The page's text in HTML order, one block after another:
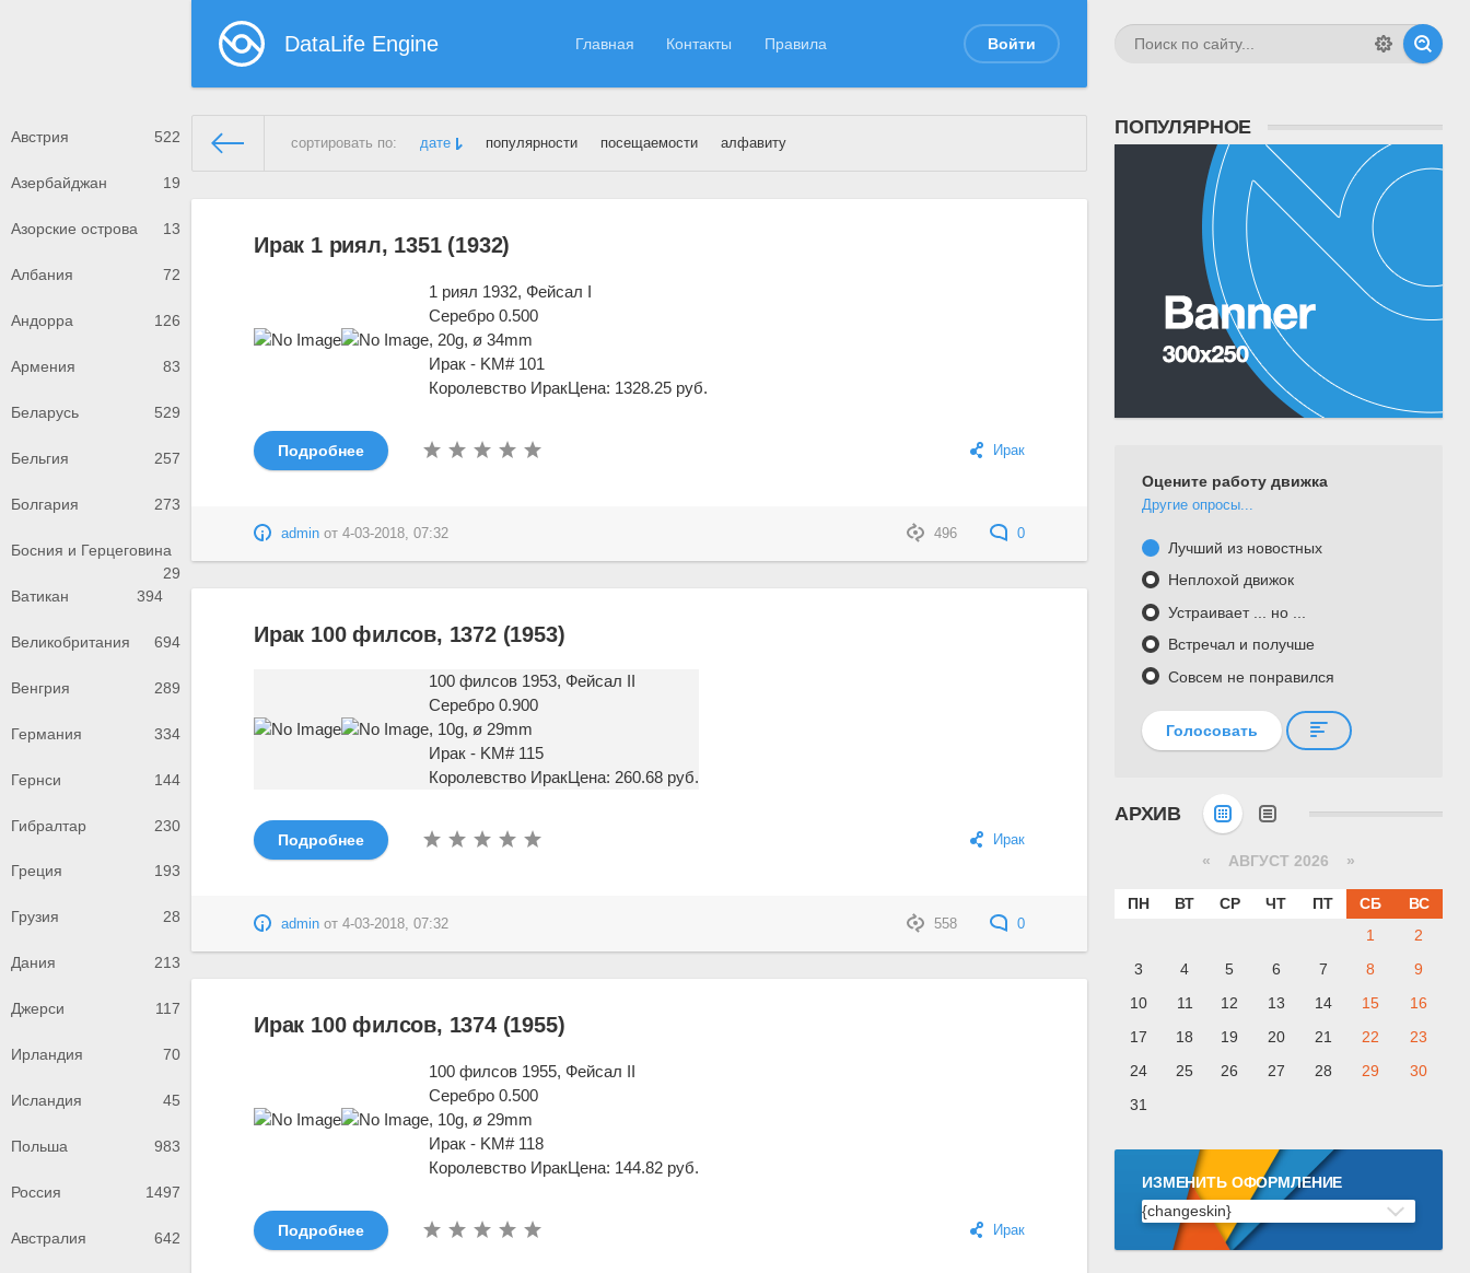
DataLife Engine Главная Контакты Правила Войти
Австрия 522
Азербайджан 19
Азорские острова 13
Албания 72
Андорра 126
Армения 83
Беларусь 529
Бельгия 257
Болгария 273
Босния и Герцеговина
29
Ватикан
394
Великобритания 694
Венгрия 289
Германия 334
Гернси 144
Гибралтар 230
Греция 193
Грузия 28
Дания 213
Джерси 117
Ирландия 70
Исландия 45
Польша 983
Россия 1497
Австралия 642
сортировать по: дате популярности посещаемости алфавиту
Демонстрационный сайт»Ирак
Ирак 1 риял, 1351 (1932)
1 риял 1932, Фейсал I
Серебро 0.500
, 20g, ø 34mm
Ирак - KM# 101
Королевство ИракЦена: 1328.25 руб.
Ирак
Подробнее
496 0
admin от4-03-2018, 07:32
Ирак 100 филсов, 1372 (1953)
100 филсов 1953, Фейсал II
Серебро 0.900
, 10g, ø 29mm
Ирак - KM# 115
Королевство ИракЦена: 260.68 руб.
Ирак
Подробнее
558 0
admin от4-03-2018, 07:32
Ирак 100 филсов, 1374 (1955)
100 филсов 1955, Фейсал II
Серебро 0.500
, 10g, ø 29mm
Ирак - KM# 118
Королевство ИракЦена: 144.82 руб.
Ирак
Подробнее
ПОПУЛЯРНОЕ
Оцените работу движка
Другие опросы...
Лучший из новостных
Неплохой движок
Устраивает ... но ...
Встречал и получше
Совсем не понравился
Голосовать
АРХИВ
« АВГУСТ 2026 »
ПН ВТ СР ЧТ ПТ СБ
ВС
1
2
3
4 5 6 7 8
9
10
11 12 13 14 15
16
17
18 19 20 21 22
23
24
25 26 27 28 29
30
31
ИЗМЕНИТЬ ОФОРМЛЕНИЕ
{changeskin}